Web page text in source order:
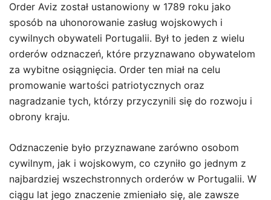
Order Aviz został ustanowiony w 1789 roku jako
sposób na uhonorowanie zasług wojskowych i
cywilnych obywateli Portugalii. Był to jeden z wielu
orderów odznaczeń, które przyznawano obywatelom
za wybitne osiągnięcia. Order ten miał na celu
promowanie wartości patriotycznych oraz
nagradzanie tych, którzy przyczynili się do rozwoju i
obrony kraju.
Odznaczenie było przyznawane zarówno osobom
cywilnym, jak i wojskowym, co czyniło go jednym z
najbardziej wszechstronnych orderów w Portugalii. W
ciągu lat jego znaczenie zmieniało się, ale zawsze